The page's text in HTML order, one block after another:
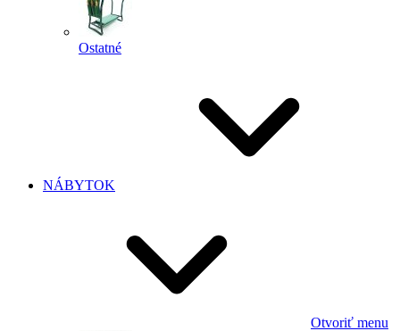
Ostatné
NÁBYTOK
Otvoriť menu